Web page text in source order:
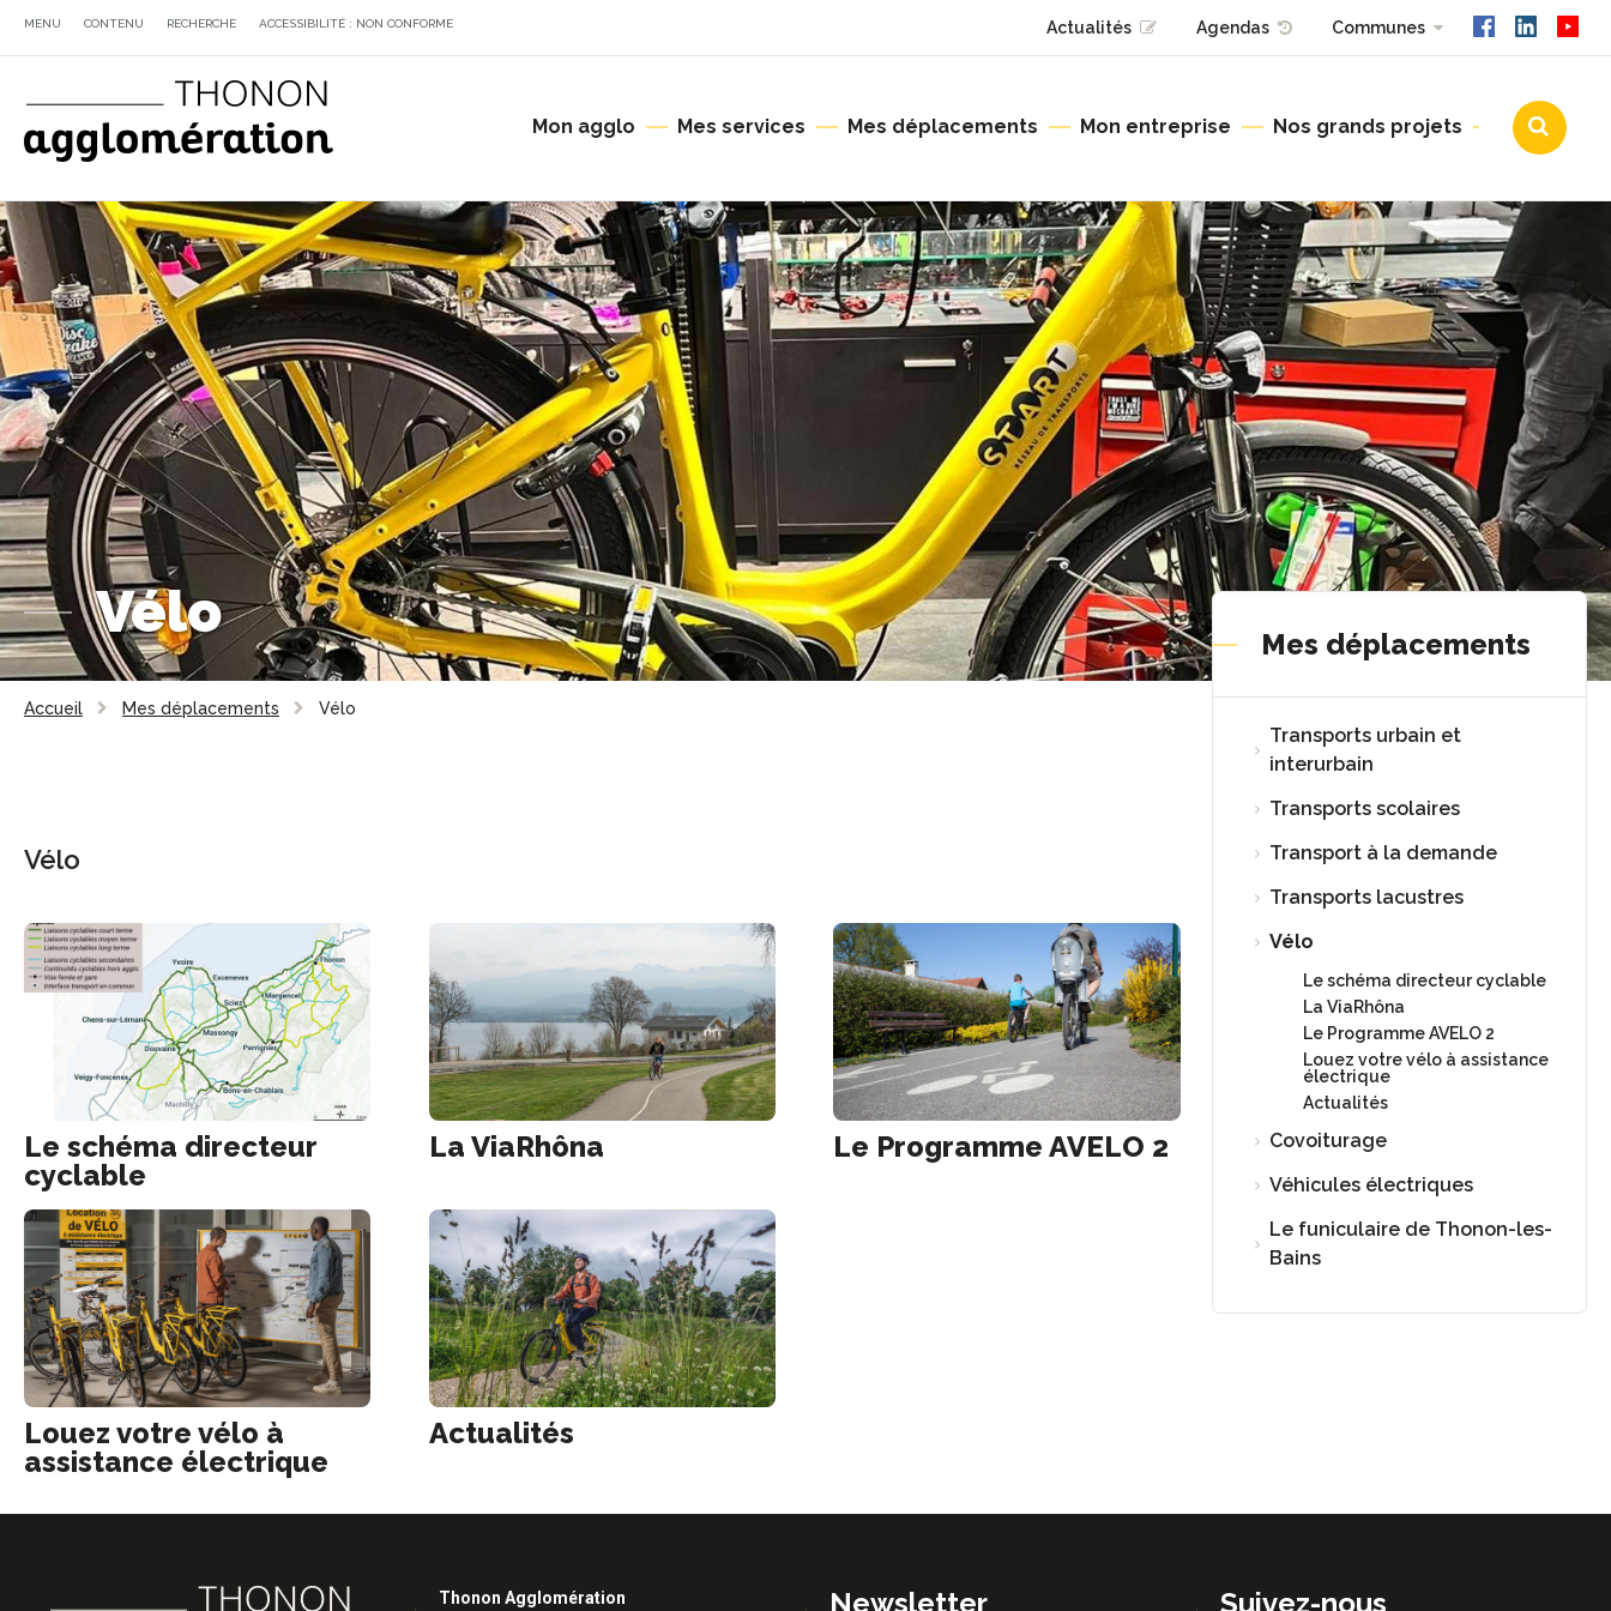
MENU CONTENU RECHERCHE ACCESSIBILITÉ : NON CONFORME Actualités Agendas Communes
Mon agglo Mes services Mes déplacements Mon entreprise Nos grands projets
Urbanisme
Vélo
Accueil Mes déplacements Vélo
Vélo
Le schéma directeur
cyclable
La ViaRhôna Le Programme AVELO 2
Louez votre vélo à
assistance électrique
Actualités
Mes déplacements
Transports urbain et
interurbain
Transports scolaires
Transport à la demande
Transports lacustres
Vélo
Le schéma directeur cyclable
La ViaRhôna
Le Programme AVELO 2
Louez votre vélo à assistance
électrique
Actualités
Covoiturage
Véhicules électriques
Le funiculaire de Thonon-les-
Bains
Thonon Agglomération Newsletter Suivez-nous